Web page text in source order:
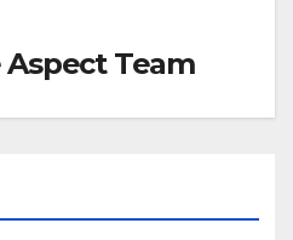
Aspect Team